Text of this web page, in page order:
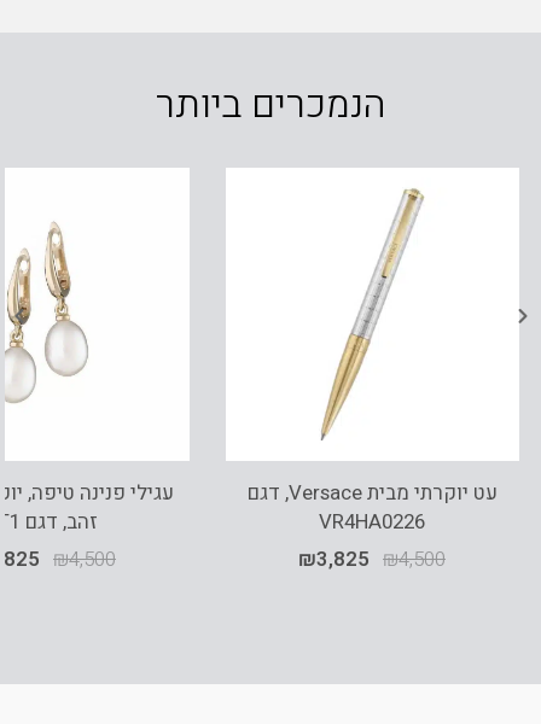
הנמכרים ביותר
עט יוקרתי מבית Versace, דגם
VR4HA0226
₪4,500
₪3,825
זהב, דגם ET1
₪4,500